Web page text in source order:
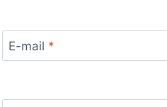
E-mail *